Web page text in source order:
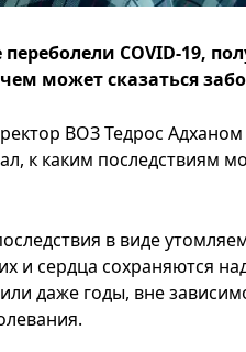
COVID-19,
может сказаться
ВОЗ Тедрос
к каким последствиям
в виде
и сердца сохраняются
даже годы, вне